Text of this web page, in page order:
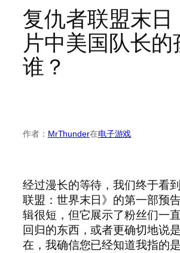
复仇者联盟末日
片中美国队长的
谁？
作者： MrThunder在电子游戏
经过漫长的等待，我们终于看
联盟：世界末日》的第一部预
辑很短，但它展示了粉丝们一
回归的东西，或者更确切地说
在，我确信您已经知道我指的